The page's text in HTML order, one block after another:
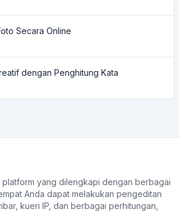
Secara Online
dengan Penghitung Kata
yang dilengkapi dengan berbagai
Anda dapat melakukan pengeditan
kueri IP, dan berbagai perhitungan,